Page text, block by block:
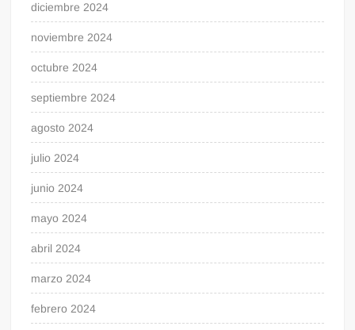
diciembre 2024
noviembre 2024
octubre 2024
septiembre 2024
agosto 2024
julio 2024
junio 2024
mayo 2024
abril 2024
marzo 2024
febrero 2024